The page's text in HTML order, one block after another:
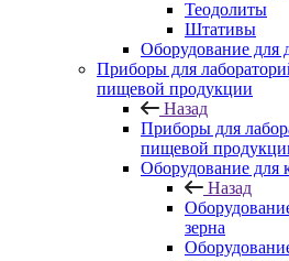
Теодолиты
Штативы
Оборудование для
Приборы для
пищевой продукции
Назад
Приборы для
пищевой
Оборудование для
Назад
зерна